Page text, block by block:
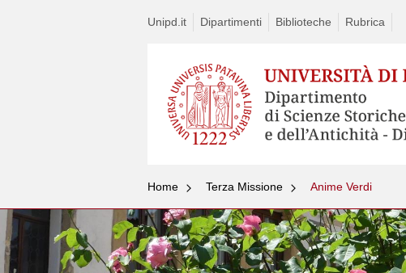
Unipd.it Dipartimenti Biblioteche Rubrica
Home Terza Missione Anime Verdi
Skip
to
content